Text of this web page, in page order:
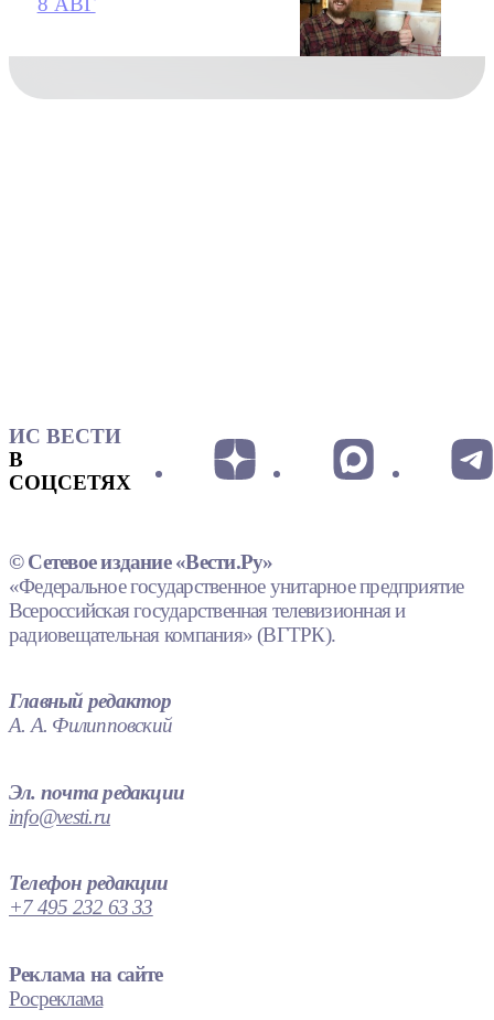
ИС ВЕСТИ
В
СОЦСЕТЯХ
© Сетевое издание «Вести.Ру»
«Федеральное государственное унитарное предприятие
Всероссийская государственная телевизионная и
радиовещательная компания» (ВГТРК).
Главный редактор
А. А. Филипповский
Эл. почта редакции
info@vesti.ru
Телефон редакции
+7 495 232 63 33
Реклама на сайте
Росреклама